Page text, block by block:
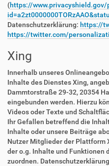
(https://
Datenschutzerklärung: https://
https://twitter.com/
Xing
Innerhalb unseres
Inhalte des Dienstes Xing,
Dammtorstraße 29-32, 20354
eingebunden werden. Hierzu
Videos oder Texte und
Ihr Gefallen betreffend die
Inhalte oder unsere Beiträge
Nutzer Mitglieder der Plattform
der o.g. Inhalte und Funktionen
zuordnen.